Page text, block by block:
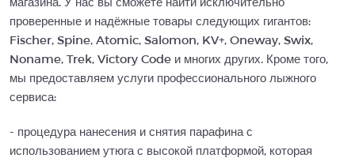
проверенные и надёжные товары следующих гигантов:
Fischer, Spine, Atomic, Salomon, KV+, Oneway, Swix,
Noname, Trek, Victory Code и многих других. Кроме того,
мы предоставляем услуги профессионального лыжного
сервиса:
- процедура нанесения и снятия парафина с
использованием утюга с высокой платформой, которая